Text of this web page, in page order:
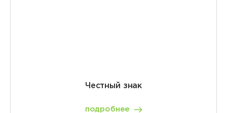
Честный знак
подробнее